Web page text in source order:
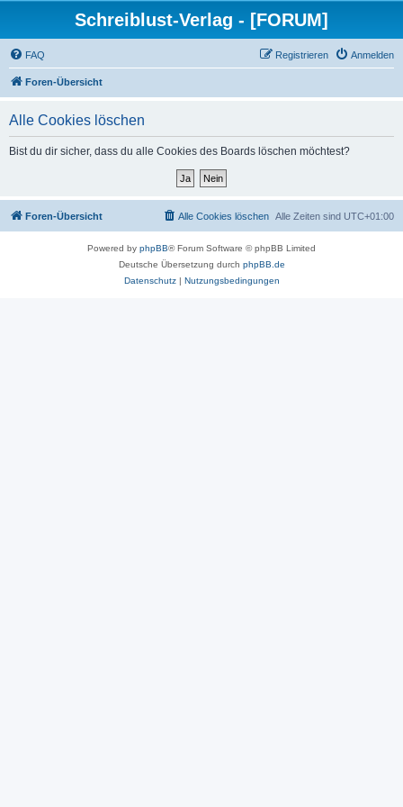
Schreiblust-Verlag - [FORUM]
FAQ Anmelden
Registrieren
Foren-Übersicht
Alle Cookies löschen
Bist du dir sicher, dass du alle Cookies des Boards löschen möchtest?
Foren-Übersicht Alle Zeiten sind UTC+01:00
Alle Cookies löschen
Powered by phpBB® Forum Software © phpBB Limited
Deutsche Übersetzung durch phpBB.de
Datenschutz| Nutzungsbedingungen